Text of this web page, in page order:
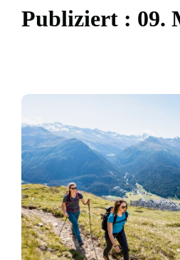
Publiziert : 09.